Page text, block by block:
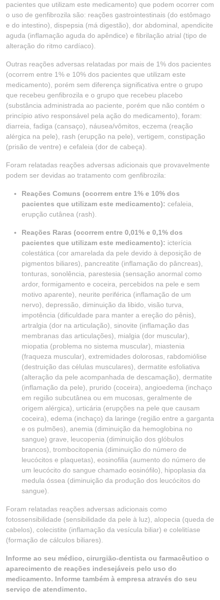
pacientes que utilizam este medicamento) que podem ocorrer com
o uso de genfibrozila são: reações gastrointestinais (do estômago
e do intestino), dispepsia (má digestão), dor abdominal, apendicite
aguda (inflamação aguda do apêndice) e fibrilação atrial (tipo de
alteração do ritmo cardíaco).
Outras reações adversas relatadas por mais de 1% dos pacientes
(ocorrem entre 1% e 10% dos pacientes que utilizam este
medicamento), porém sem diferença significativa entre o grupo
que recebeu genfibrozila e o grupo que recebeu placebo
(substância administrada ao paciente, porém que não contém o
princípio ativo responsável pela ação do medicamento), foram:
diarreia, fadiga (cansaço), náusea/vômitos, eczema (reação
alérgica na pele), rash (erupção na pele), vertigem, constipação
(prisão de ventre) e cefaleia (dor de cabeça).
Foram relatadas reações adversas adicionais que provavelmente
podem ser devidas ao tratamento com genfibrozila:
Reações Comuns (ocorrem entre 1% e 10% dos
pacientes que utilizam este medicamento): cefaleia,
erupção cutânea (rash).
Reações Raras (ocorrem entre 0,01% e 0,1% dos
pacientes que utilizam este medicamento): icterícia
colestática (cor amarelada da pele devido à deposição de
pigmentos biliares), pancreatite (inflamação do pâncreas),
tonturas, sonolência, parestesia (sensação anormal como
ardor, formigamento e coceira, percebidos na pele e sem
motivo aparente), neurite periférica (inflamação de um
nervo), depressão, diminuição da libido, visão turva,
impotência (dificuldade para manter a ereção do pênis),
artralgia (dor na articulação), sinovite (inflamação das
membranas das articulações), mialgia (dor muscular),
miopatia (problema no sistema muscular), miastenia
(fraqueza muscular), extremidades dolorosas, rabdomiólise
(destruição das células musculares), dermatite esfoliativa
(alteração da pele acompanhada de descamação), dermatite
(inflamação da pele), prurido (coceira), angioedema (inchaço
em região subcutânea ou em mucosas, geralmente de
origem alérgica), urticária (erupções na pele que causam
coceira), edema (inchaço) da laringe (região entre a garganta
e os pulmões), anemia (diminuição da hemoglobina no
sangue) grave, leucopenia (diminuição dos glóbulos
brancos), trombocitopenia (diminuição do número de
leucócitos e plaquetas), eosinofilia (aumento do número de
um leucócito do sangue chamado eosinófilo), hipoplasia da
medula óssea (diminuição da produção dos leucócitos do
sangue).
Foram relatadas reações adversas adicionais como
fotossensibilidade (sensibilidade da pele à luz), alopecia (queda de
cabelos), colecistite (inflamação da vesícula biliar) e colelitíase
(formação de cálculos biliares).
Informe ao seu médico, cirurgião-dentista ou farmacêutico o
aparecimento de reações indesejáveis pelo uso do
medicamento. Informe também à empresa através do seu
serviço de atendimento.